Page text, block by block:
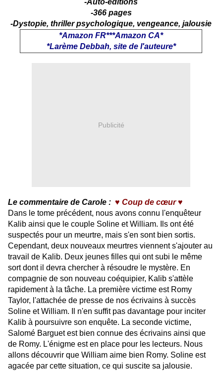
-Auto-éditions
-366 pages
-Dystopie, thriller psychologique, vengeance, jalousie
*Amazon FR***Amazon CA*
*Larème Debbah, site de l'auteure*
Publicité
Le commentaire de Carole : ♥ Coup de cœur♥
Dans le tome précédent, nous avons connu l'enquêteur
Kalib ainsi que le couple Soline et William. Ils ont été
suspectés pour un meurtre, mais s'en sont bien sortis.
Cependant, deux nouveaux meurtres viennent s'ajouter au
travail de Kalib. Deux jeunes filles qui ont subi le même
sort dont il devra chercher à résoudre le mystère. En
compagnie de son nouveau coéquipier, Kalib s'attèle
rapidement à la tâche. La première victime est Romy
Taylor, l'attachée de presse de nos écrivains à succès
Soline et William. Il n'en suffit pas davantage pour inciter
Kalib à poursuivre son enquête. La seconde victime,
Salomé Barguet est bien connue des écrivains ainsi que
de Romy. L'énigme est en place pour les lecteurs. Nous
allons découvrir que William aime bien Romy. Soline est
agacée par cette situation, ce qui suscite sa jalousie.